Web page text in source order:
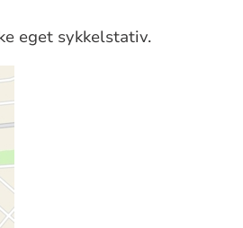
eget sykkelstativ.